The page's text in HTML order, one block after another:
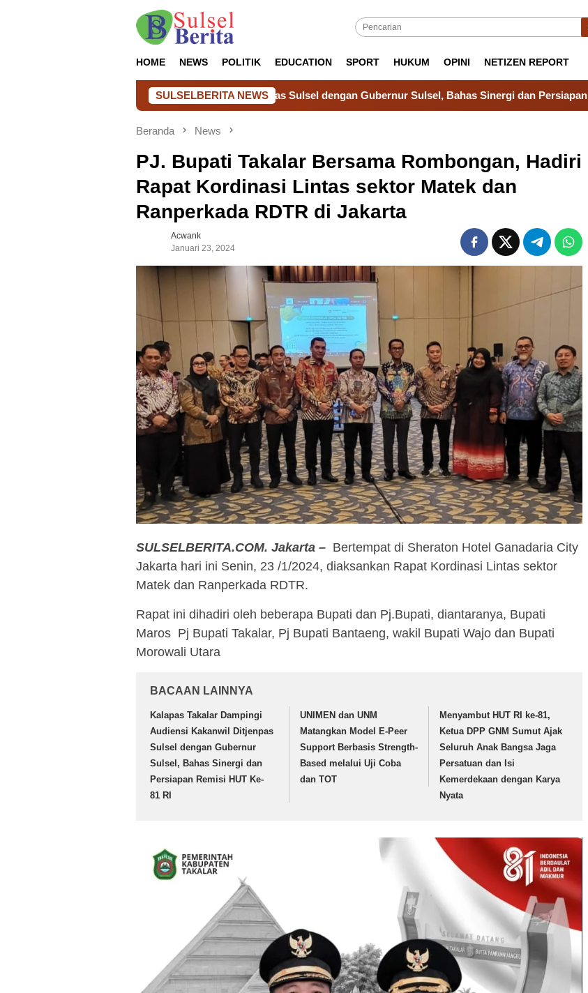
HOME NEWS POLITIK EDUCATION SPORT HUKUM OPINI NETIZEN REPORT
SULSELBERITA NEWS
Audiensi Kakanwil Ditjenpas Sulsel dengan Gubernur Sulsel, Bahas Sinergi dan Persiapan Remisi HUT Ke-81 RI
Beranda News
PJ. Bupati Takalar Bersama Rombongan, Hadiri
Rapat Kordinasi Lintas sektor Matek dan
Ranperkada RDTR di Jakarta
Acwank
Januari 23, 2024
SULSELBERITA.COM. Jakarta – Bertempat di Sheraton Hotel Ganadaria City
Jakarta hari ini Senin, 23 /1/2024, diaksankan Rapat Kordinasi Lintas sektor
Matek dan Ranperkada RDTR.
Rapat ini dihadiri oleh beberapa Bupati dan Pj.Bupati, diantaranya, Bupati
Maros Pj Bupati Takalar, Pj Bupati Bantaeng, wakil Bupati Wajo dan Bupati
Morowali Utara
BACAAN LAINNYA
Kalapas Takalar Dampingi
Audiensi Kakanwil Ditjenpas
Sulsel dengan Gubernur
Sulsel, Bahas Sinergi dan
Persiapan Remisi HUT Ke-
81 RI
UNIMEN dan UNM
Matangkan Model E-Peer
Support Berbasis Strength-
Based melalui Uji Coba
dan TOT
Menyambut HUT RI ke-81,
Ketua DPP GNM Sumut Ajak
Seluruh Anak Bangsa Jaga
Persatuan dan Isi
Kemerdekaan dengan Karya
Nyata